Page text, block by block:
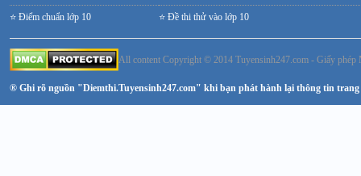
⭐ Điểm chuẩn lớp 10 ⭐ Đề thi thử vào lớp 10
All content Copyright © 2014 Tuyensinh247.com - Giấy
® Ghi rõ nguồn "Diemthi.Tuyensinh247.com" khi bạn phát hành lại thông tin trang